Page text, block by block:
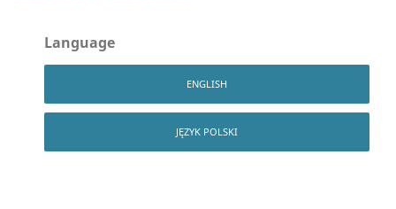
Language
ENGLISH
JĘZYK POLSKI